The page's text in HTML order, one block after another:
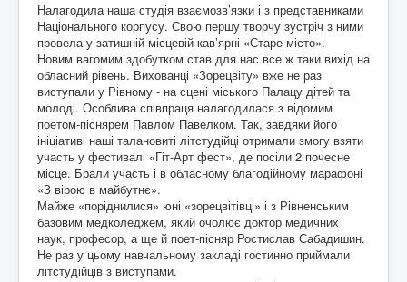
Налагодила наша студія взаємозв’язки і з представниками
Національного корпусу. Свою першу творчу зустріч з ними
провела у затишній місцевій кав’ярні «Старе місто».
Новим вагомим здобутком став для нас все ж таки вихід на
обласний рівень. Вихованці «Зорецвіту» вже не раз
виступали у Рівному - на сцені міського Палацу дітей та
молоді. Особлива співпраця налагодилася з відомим
поетом-піснярем Павлом Павелком. Так, завдяки його
ініціативі наші талановиті літстудійці отримали змогу взяти
участь у фестивалі «Гіт-Арт фест», де посіли 2 почесне
місце. Брали участь і в обласному благодійному марафоні
«З вірою в майбутнє».
Майже «поріднилися» юні «зорецвітівці» і з Рівненським
базовим медколеджем, який очолює доктор медичних
наук, професор, а ще й поет-пісняр Ростислав Сабадишин.
Не раз у цьому навчальному закладі гостинно приймали
літстудійців з виступами.